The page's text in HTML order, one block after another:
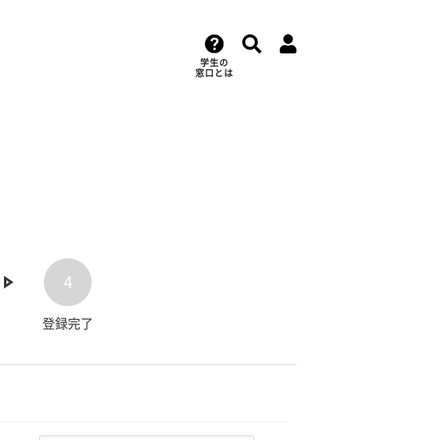
学生の
窓口とは
4
登録完了